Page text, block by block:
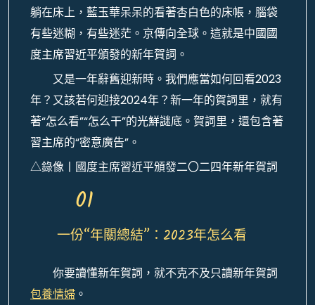
躺在床上，藍玉華呆呆的看著杏白色的床帳，腦袋
有些迷糊，有些迷茫。京傳向全球。這就是中國國
度主席習近平頒發的新年賀詞。
又是一年辭舊迎新時。我們應當如何回看2023
年？又該若何迎接2024年？新一年的賀詞里，就有
著“怎么看”“怎么干”的光鮮謎底。賀詞里，還包含著
習主席的“密意廣告”。
△錄像丨國度主席習近平頒發二〇二四年新年賀詞
01
一份“年關總結”：2023年怎么看
你要讀懂新年賀詞，就不克不及只讀新年賀詞
包養情婦 。